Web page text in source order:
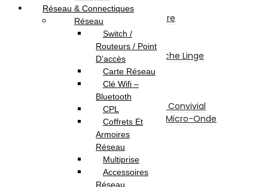
Hottes
Encastrable / Cuisinière
Fontaine Fraîche
Gros Electro Lavage
Machine À Laver / Sèche Linge
Lave Vaisselle
Petit Electro Cuisine
Grille-Pain
Appareil De Cuisson / Convivial
Mini Four Électrique / Micro-Onde
Balance De Cuisine
Mixeurs / Blenders
Hachoirs
Batteurs
Centrifugeuses
Réseau & Connectiques
Réseau
Switch /
Routeurs / Point
D’accès
Carte Réseau
Clé Wifi –
Bluetooth
CPL
Coffrets Et
Armoires
Réseau
Multiprise
Accessoires
Réseau